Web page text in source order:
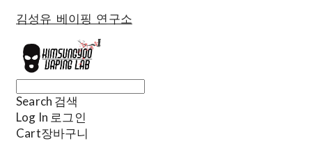
김성유 베이핑 연구소
Search 검색
Log In 로그인
Cart장바구니